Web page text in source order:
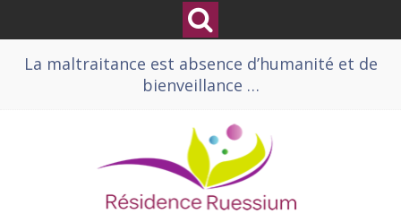
La maltraitance est absence d’humanité et de
bienveillance …